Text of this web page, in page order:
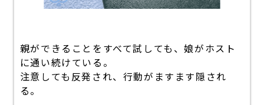
親ができることをすべて試しても、娘がホスト
に通い続けている。
注意しても反発され、行動がますます隠され
る。